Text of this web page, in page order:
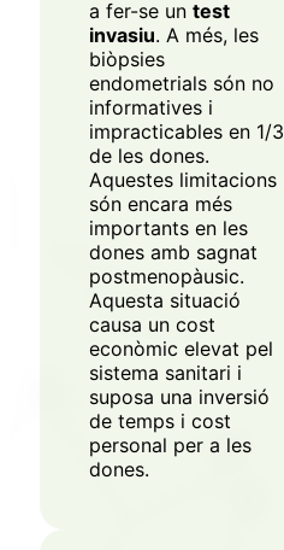
a fer-se un test
invasiu. A més, les
biòpsies
endometrials són no
informatives i
impracticables en 1/3
de les dones.
Aquestes limitacions
són encara més
importants en les
dones amb sagnat
postmenopàusic.
Aquesta situació
causa un cost
econòmic elevat pel
sistema sanitari i
suposa una inversió
de temps i cost
personal per a les
dones.